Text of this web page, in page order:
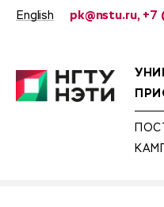
English pk@nstu.ru, +7